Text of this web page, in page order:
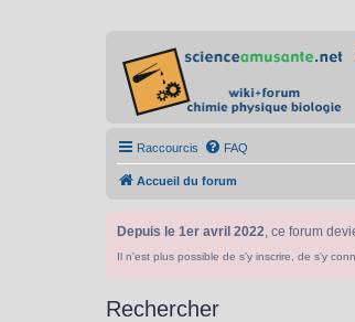
Raccourcis FAQ
Accueil du forum
Depuis le 1er avril 2022, ce forum
Il n'est plus possible de s'y inscrire, de s'y
Rechercher